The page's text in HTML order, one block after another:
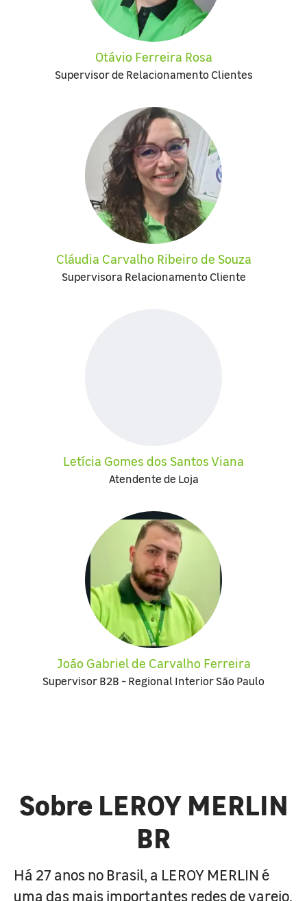
Otávio Ferreira Rosa
Supervisor de Relacionamento Clientes
Cláudia Carvalho Ribeiro de Souza
Supervisora Relacionamento Cliente
Letícia Gomes dos Santos Viana
Atendente de Loja
João Gabriel de Carvalho Ferreira
Supervisor B2B - Regional Interior São Paulo
Sobre LEROY MERLIN
BR
Há 27 anos no Brasil, a LEROY MERLIN é
uma das mais importantes redes de varejo,